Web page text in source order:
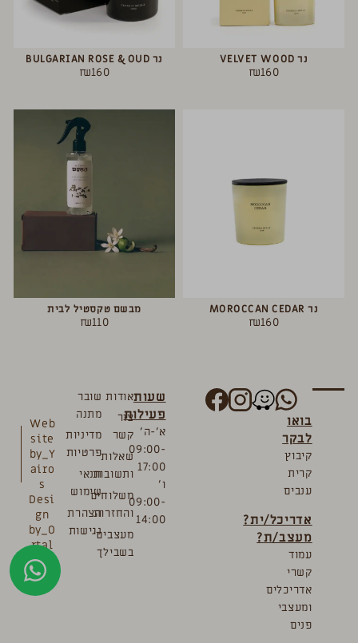
נר VELVET WOOD
₪160
נר BULGARIAN ROSE & OUD
₪160
נר MOROCCAN CEDAR
₪160
מבשם טקסטיל לבית
₪110
בואו
לבקר
קיבוץ
קרית
ענבים
אדריכל/ית?
מעצב/ת?
עמוד
קשרי
אדריכלים
ומעצבי
פנים
שעות
פעילות
א’-ה’
09:00-
17:00
ו’
09:00-
14:00
אודות
צור
קשר
שאלות
ותשובות
משלוחים
והחזרות
מעצבים
בשבילך
שובר
מתנה
מדיניות
פרטיות
תנאי
שימוש
הצהרת
נגישות
Web
site
by_Y
airo
s
Desi
gn
by_O
rtal
Bre
mler